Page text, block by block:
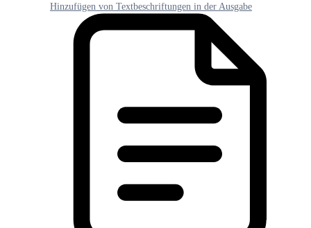
Hinzufügen von Textbeschriftungen in der Ausgabe